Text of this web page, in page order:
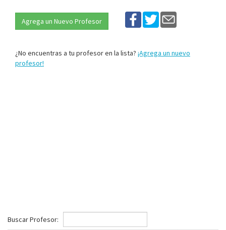
Agrega un Nuevo Profesor
¿No encuentras a tu profesor en la lista? ¡Agrega un nuevo
profesor!
Buscar Profesor: